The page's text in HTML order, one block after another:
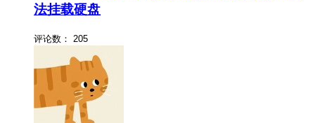
法挂载硬盘
评论数： 205